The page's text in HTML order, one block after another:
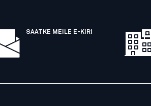
SAATKE MEILE E-KIRI